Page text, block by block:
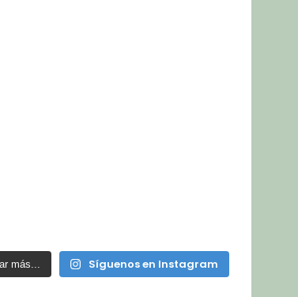
más... Síguenos en Instagram